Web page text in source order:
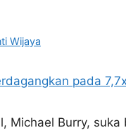
Wijaya
Michael Burry,